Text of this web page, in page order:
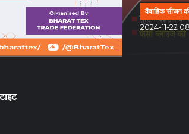
वैवाहिक सीजन
2024-11-22